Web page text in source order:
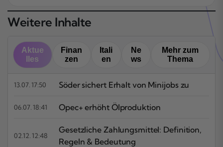
Weitere Inhalte
Aktue
lles
Finan
zen
Itali
en
Ne
ws
Mehr zum
Thema
13.07. 17:50 Söder sichert Erhalt von Minijobs zu
06.07. 18:41 Opec+ erhöht Ölproduktion
02.12. 12:48
Gesetzliche Zahlungsmittel: Definition,
Regeln & Bedeutung